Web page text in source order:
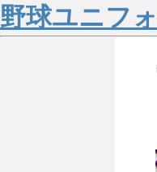
野球ユニフ